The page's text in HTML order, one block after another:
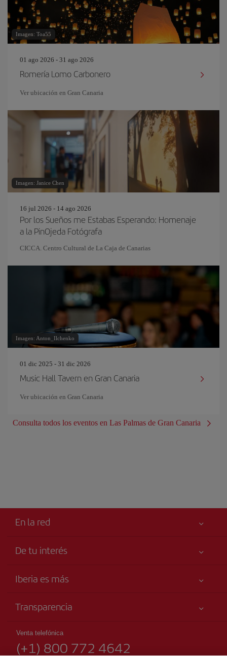
Imagen: Toa55
01 ago 2026 - 31 ago 2026
Romería Lomo Carbonero
Ver ubicación en Gran Canaria
Imagen: Janice Chen
16 jul 2026 - 14 ago 2026
Por los Sueños me Estabas Esperando: Homenaje
a la PinOjeda Fotógrafa
CICCA. Centro Cultural de La Caja de Canarias
Imagen: Anton_Ilchenko
01 dic 2025 - 31 dic 2026
Music Hall Tavern en Gran Canaria
Ver ubicación en Gran Canaria
Consulta todos los eventos en Las Palmas de Gran Canaria
En la red
De tu interés
Accesibilidad
Mapa del sitio
Sostenibilidad
Iberia es más
Grupo Iberia
Accionistas e Inversores
Nuestras Alianzas
Transparencia
Venta telefónica
(+1) 800 772 4642